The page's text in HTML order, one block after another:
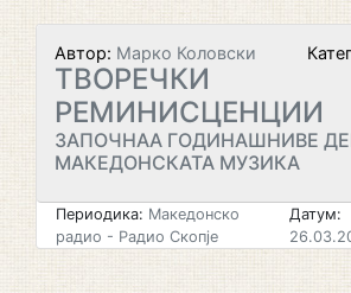
Автор: Марко Коловски
ТВОРЕЧКИ
РЕМИНИСЦЕНЦИИ
ЗАПОЧНАА ГОДИНАШНИВЕ
МАКЕДОНСКАТА МУЗИКА
Периодика: Македонско
радио - Радио Скопје
Датум: